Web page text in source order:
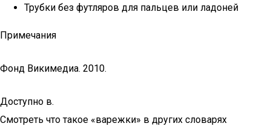
Трубки без футляров для пальцев или ладоней
Примечания
Фонд Викимедиа. 2010.
Доступно в.
Смотреть что такое «варежки» в других словарях